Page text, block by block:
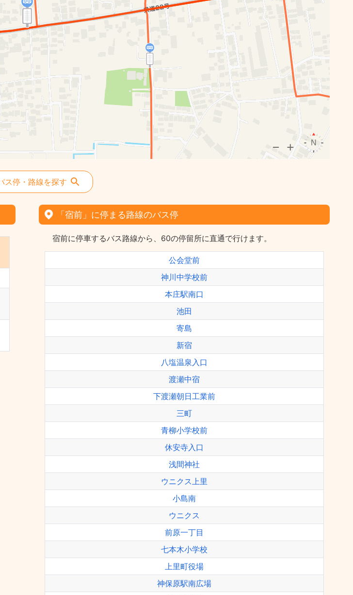
ス停・路線を探す
「宿前」に停まる路線のバス停
宿前に停車するバス路線から、60の停留所に直通で行けます。
公会堂前
神川中学校前
本庄駅南口
池田
寄島
新宿
八塩温泉入口
渡瀬中宿
下渡瀬朝日工業前
三町
青柳小学校前
休安寺入口
浅間神社
ウニクス上里
小島南
ウニクス
前原一丁目
七本木小学校
上里町役場
神保原駅南広場